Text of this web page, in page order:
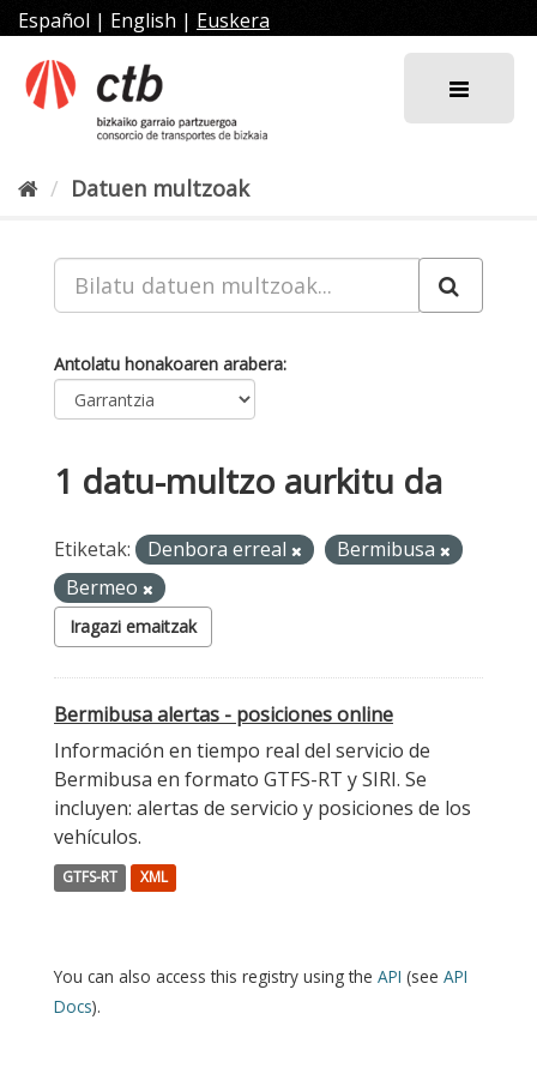
Joan
edukira
Español | English | Euskera
Datuen multzoak
Antolatu honakoaren arabera
1 datu-multzo aurkitu da
Etiketak: Denbora erreal
Bermibusa
Bermeo
Iragazi emaitzak
Bermibusa alertas - posiciones online
Información en tiempo real del servicio de
Bermibusa en formato GTFS-RT y SIRI. Se
incluyen: alertas de servicio y posiciones de los
vehículos.
GTFS-RT XML
You can also access this registry using the API (see API
Docs).